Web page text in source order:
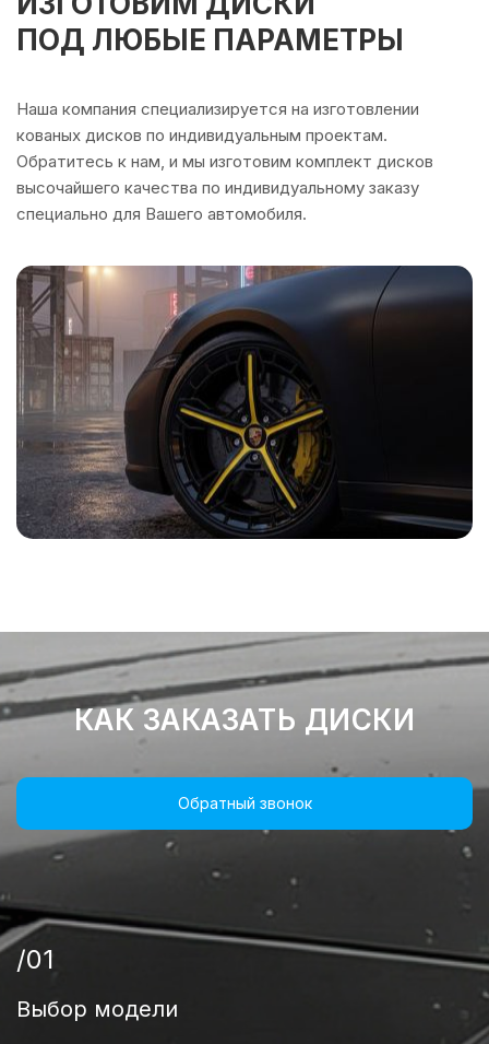
ПОД ЛЮБЫЕ ПАРАМЕТРЫ
Наша компания специализируется на изготовлении
кованых дисков по индивидуальным проектам.
Обратитесь к нам, и мы изготовим комплект дисков
высочайшего качества по индивидуальному заказу
специально для Вашего автомобиля.
КАК ЗАКАЗАТЬ ДИСКИ
Обратный звонок
/01
Выбор модели